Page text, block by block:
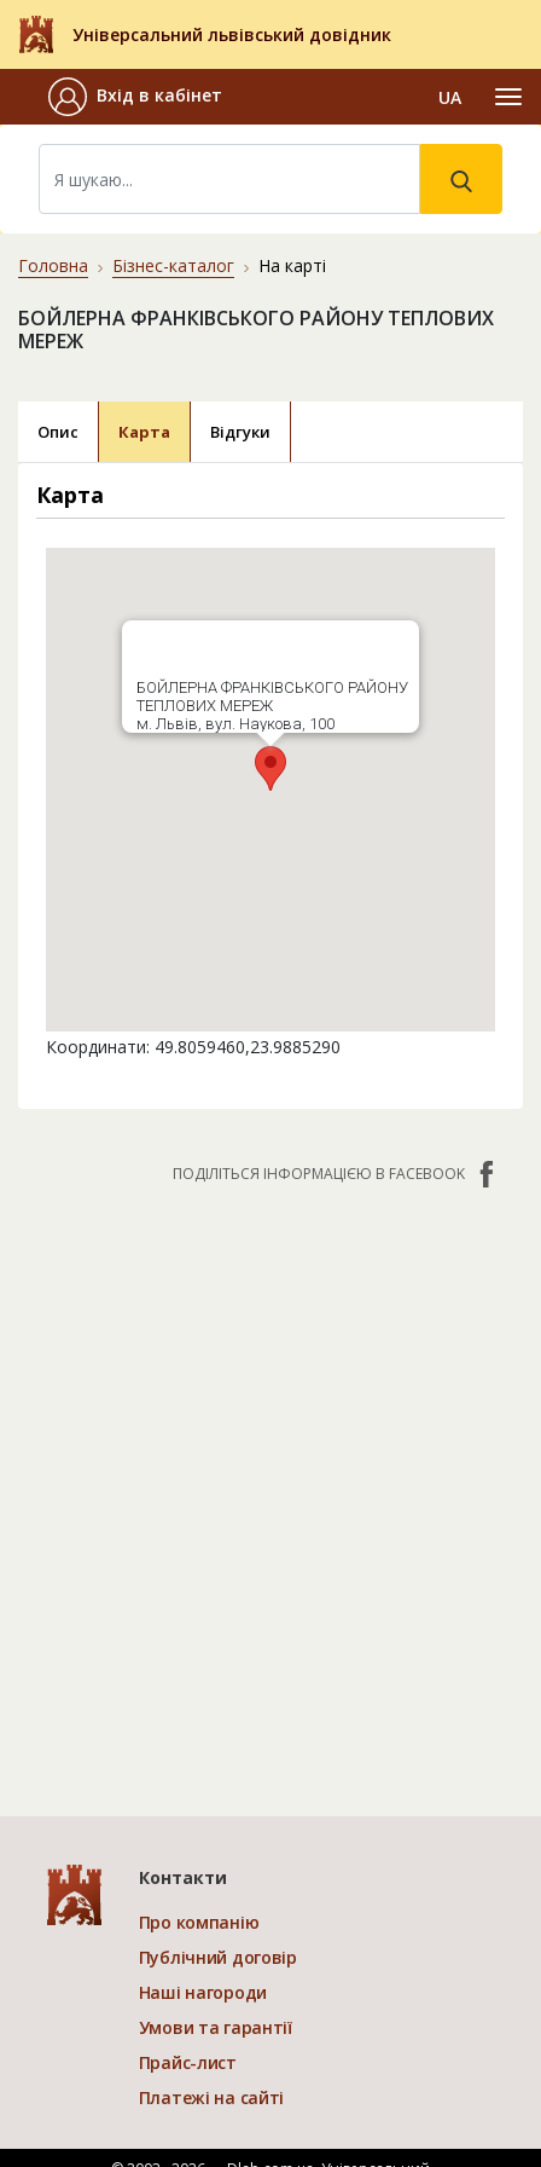
Універсальний львівський довідник
Вхід в кабінет UA
Головна Бізнес-каталог На карті
БОЙЛЕРНА ФРАНКІВСЬКОГО РАЙОНУ ТЕПЛОВИХ
МЕРЕЖ
Опис Карта Відгуки
Карта
БОЙЛЕРНА ФРАНКІВСЬКОГО РАЙОНУ
ТЕПЛОВИХ МЕРЕЖ
м. Львів, вул. Наукова, 100
Координати: 49.8059460,23.9885290
ПОДІЛІТЬСЯ ІНФОРМАЦІЄЮ В FACEBOOK
Контакти
Про компанію
Публічний договір
Наші нагороди
Умови та гарантії
Прайс-лист
Платежі на сайті